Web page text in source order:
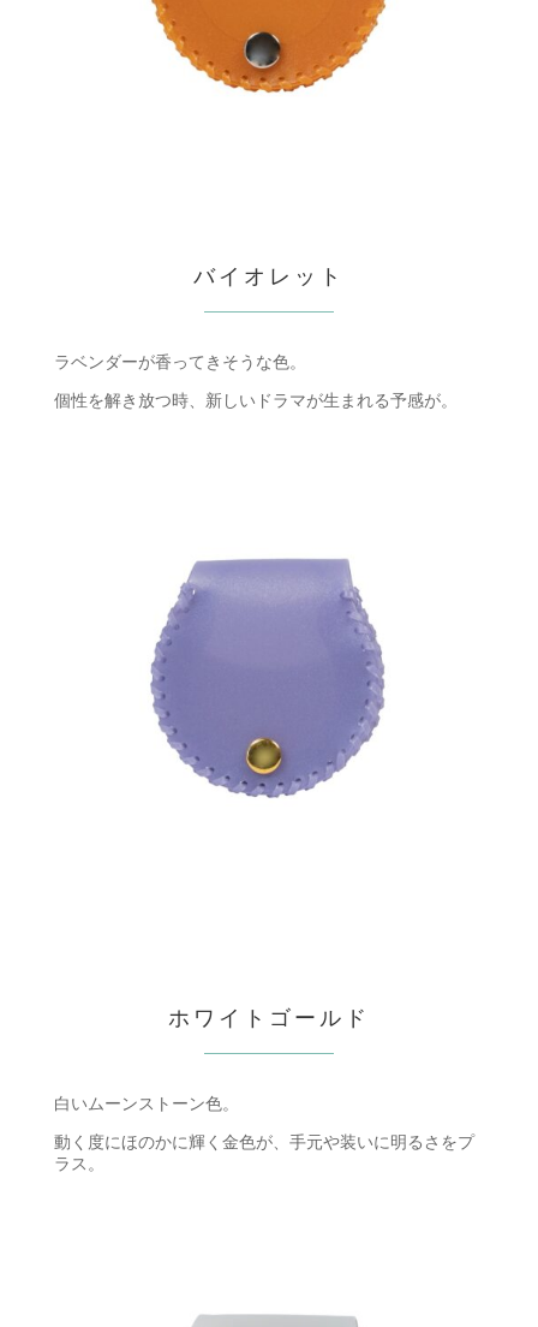
バイオレット
ラベンダーが香ってきそうな色。
個性を解き放つ時、新しいドラマが生まれる予感が。
ホワイトゴールド
白いムーンストーン色。
動く度にほのかに輝く金色が、手元や装いに明るさをプ
ラス。